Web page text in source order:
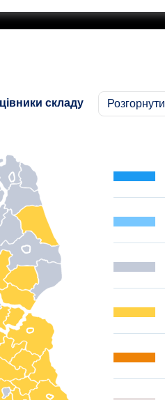
складу Розгорнути